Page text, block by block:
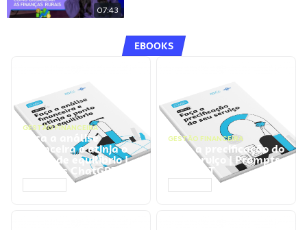
07:43
EBOOKS
GESTÃO FINANCEIRA
Faça a análise
financeira e atinja o
ponto de equilíbrio |
Prompts ChatGPT
GESTÃO FINANCEIRA
Faça a precificação do
seu serviço | Prompts
ChatGPT